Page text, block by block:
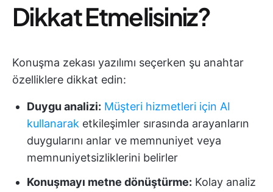
Dikkat Etmelisiniz?
Konuşma zekası yazılımı seçerken şu anahtar
özelliklere dikkat edin:
Duygu analizi: Müşteri hizmetleri için AI
kullanarak etkileşimler sırasında arayanların
duygularını anlar ve memnuniyet veya
memnuniyetsizliklerini belirler
Konuşmayı metne dönüştürme: Kolay analiz